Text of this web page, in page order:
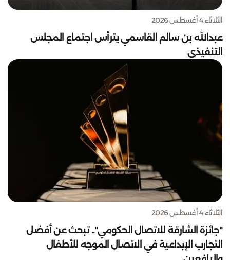
الثلاثاء 4 أغسطس 2026
عبدالله بن سالم القاسمي يترأس اجتماع المجلس
التنفيذي
الثلاثاء 4 أغسطس 2026
"جائزة الشارقة للاتصال الحكومي".. تبحث عن أفضل
التجارب الإبداعية في الاتصال الموجه للأطفال